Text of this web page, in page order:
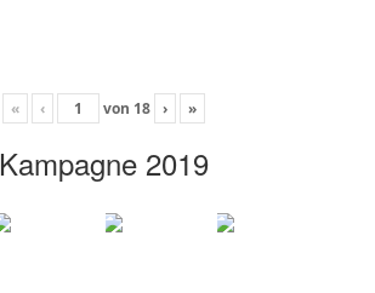
« ‹ von 18 › »
Kampagne 2019